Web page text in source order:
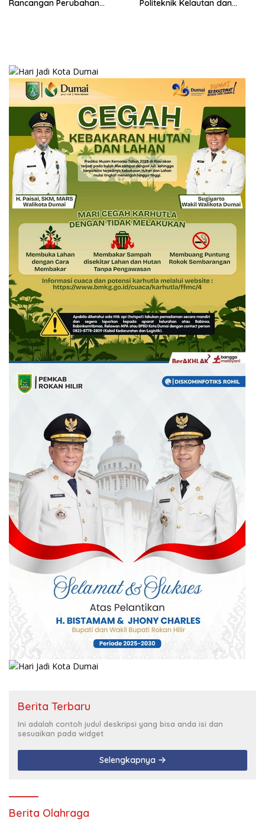
Rancangan Perubahan
Politeknik Kelautan dan
Berita Terbaru
Ini adalah contoh judul deskripsi yang bisa anda isi dan
sesuaikan pada widget
Selengkapnya
Berita Olahraga